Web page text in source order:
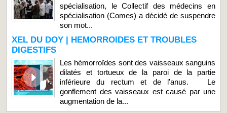
spécialisation, le Collectif des médecins en
spécialisation (Comes) a décidé de suspendre
son mot...
XEL DU DOY | HEMORROIDES ET TROUBLES
DIGESTIFS
Les hémorroïdes sont des vaisseaux sanguins
dilatés et tortueux de la paroi de la partie
inférieure du rectum et de l’anus. Le
gonflement des vaisseaux est causé par une
augmentation de la...